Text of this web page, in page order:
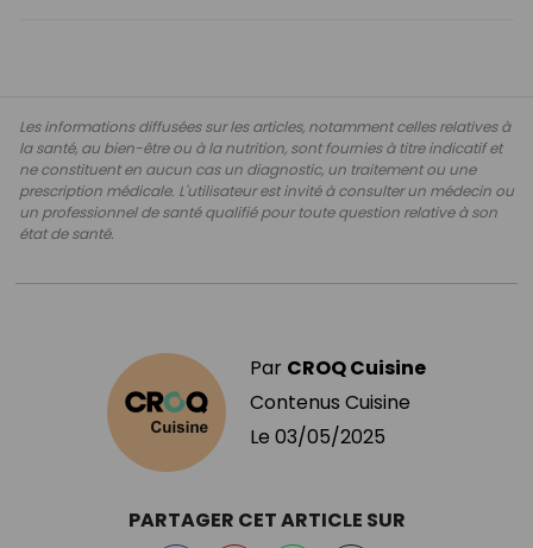
Les informations diffusées sur les articles, notamment celles relatives à
la santé, au bien-être ou à la nutrition, sont fournies à titre indicatif et
ne constituent en aucun cas un diagnostic, un traitement ou une
prescription médicale. L'utilisateur est invité à consulter un médecin ou
un professionnel de santé qualifié pour toute question relative à son
état de santé.
Par CROQ Cuisine
Contenus Cuisine
Le 03/05/2025
PARTAGER CET ARTICLE SUR